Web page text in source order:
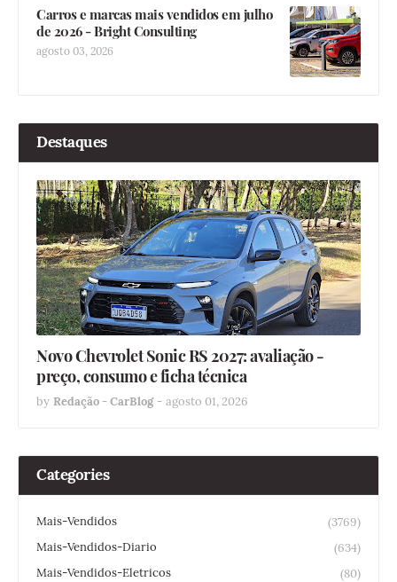
Carros e marcas mais vendidos em julho
de 2026 - Bright Consulting
agosto 03, 2026
Destaques
Novo Chevrolet Sonic RS 2027: avaliação -
preço, consumo e ficha técnica
by Redação - CarBlog - agosto 01, 2026
Categories
Mais-Vendidos
(3769)
Mais-Vendidos-Diario
(634)
Mais-Vendidos-Eletricos
(80)